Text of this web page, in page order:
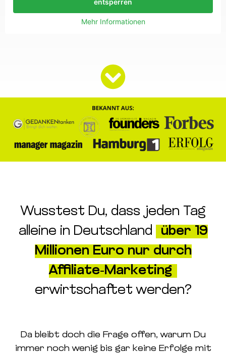
entsperren
Mehr Informationen
Wusstest Du, dass jeden Tag
alleine in Deutschland
über 19
Millionen Euro nur durch
Affiliate-Marketing
erwirtschaftet werden?
Da bleibt doch die Frage offen, warum Du
immer noch wenig bis gar keine Erfolge mit